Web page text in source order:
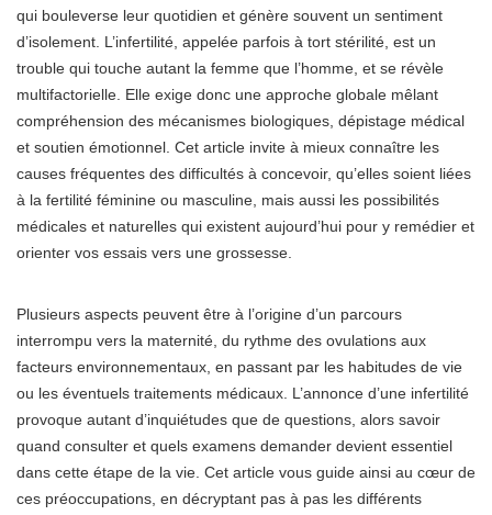
qui bouleverse leur quotidien et génère souvent un sentiment
d’isolement. L’infertilité, appelée parfois à tort stérilité, est un
trouble qui touche autant la femme que l’homme, et se révèle
multifactorielle. Elle exige donc une approche globale mêlant
compréhension des mécanismes biologiques, dépistage médical
et soutien émotionnel. Cet article invite à mieux connaître les
causes fréquentes des difficultés à concevoir, qu’elles soient liées
à la fertilité féminine ou masculine, mais aussi les possibilités
médicales et naturelles qui existent aujourd’hui pour y remédier et
orienter vos essais vers une grossesse.
Plusieurs aspects peuvent être à l’origine d’un parcours
interrompu vers la maternité, du rythme des ovulations aux
facteurs environnementaux, en passant par les habitudes de vie
ou les éventuels traitements médicaux. L’annonce d’une infertilité
provoque autant d’inquiétudes que de questions, alors savoir
quand consulter et quels examens demander devient essentiel
dans cette étape de la vie. Cet article vous guide ainsi au cœur de
ces préoccupations, en décryptant pas à pas les différents